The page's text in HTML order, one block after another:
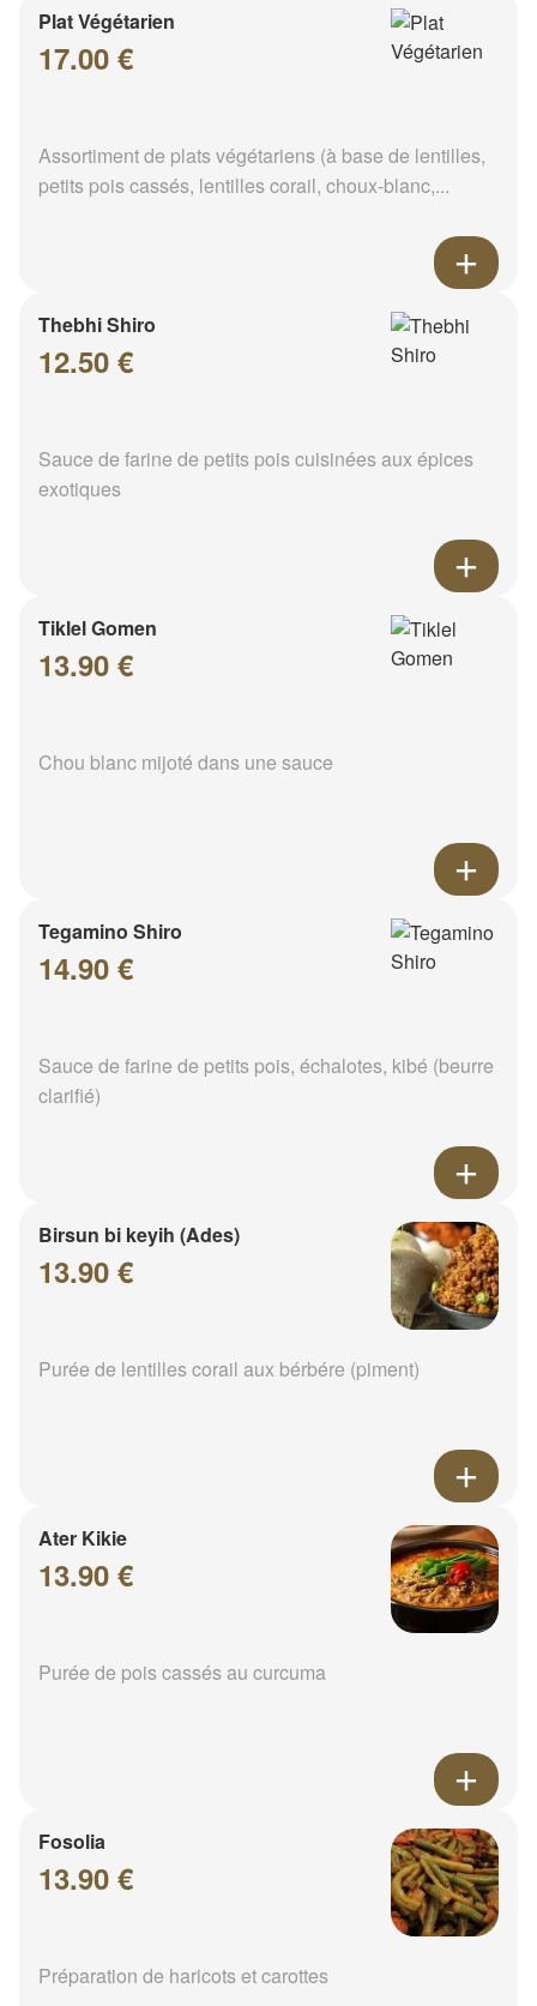
Plat Végétarien
17.00 €
Assortiment de plats végétariens (à base de lentilles,
petits pois cassés, lentilles corail, choux-blanc,...
Thebhi Shiro
12.50 €
Sauce de farine de petits pois cuisinées aux épices
exotiques
Tiklel Gomen
13.90 €
Chou blanc mijoté dans une sauce
Tegamino Shiro
14.90 €
Sauce de farine de petits pois, échalotes, kibé (beurre
clarifié)
Birsun bi keyih (Ades)
13.90 €
Purée de lentilles corail aux bérbére (piment)
Ater Kikie
13.90 €
Purée de pois cassés au curcuma
Fosolia
13.90 €
Préparation de haricots et carottes